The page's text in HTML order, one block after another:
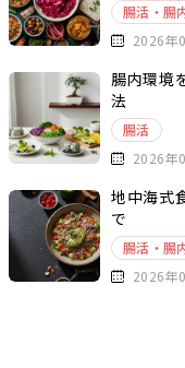
腸活・腸
2026年
腸内環境
法
腸活
2026年
地中海式
で
腸活・腸
2026年